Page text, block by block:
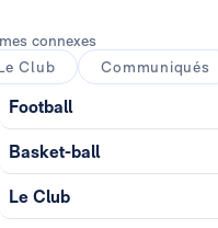
connexes
Club
Communiqués
Football
Basket-ball
Le Club